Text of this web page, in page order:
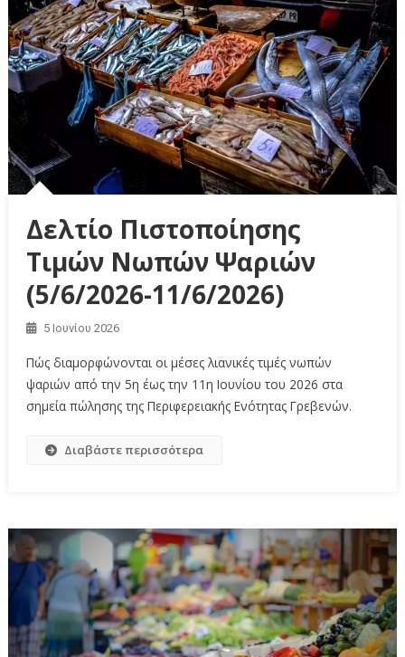
Δελτίο Πιστοποίησης
Τιμών Νωπών Ψαριών
(5/6/2026-11/6/2026)
5 Ιουνίου 2026
Πώς διαμορφώνονται οι μέσες λιανικές τιμές νωπών
ψαριών από την 5η έως την 11η Ιουνίου του 2026 στα
σημεία πώλησης της Περιφερειακής Ενότητας Γρεβενών.
Διαβάστε περισσότερα